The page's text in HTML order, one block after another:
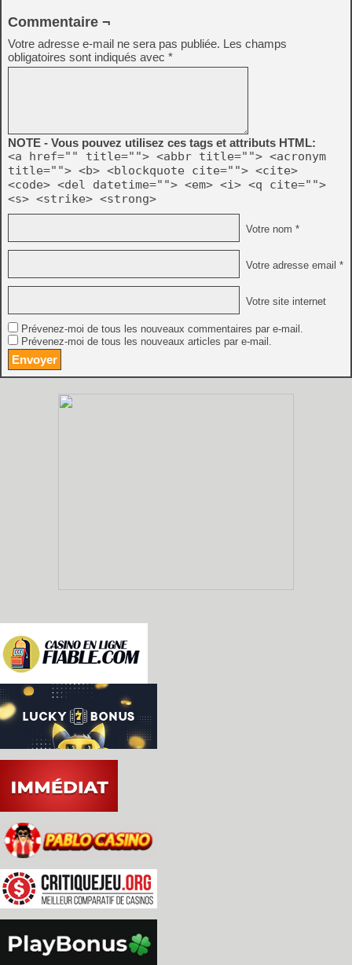
Commentaire ¬
Votre adresse e-mail ne sera pas publiée. Les champs
obligatoires sont indiqués avec *
NOTE - Vous pouvez utilisez ces tags et attributs HTML:
<a href="" title=""> <abbr title=""> <acronym
title=""> <b> <blockquote cite=""> <cite>
<code> <del datetime=""> <em> <i> <q cite="">
<s> <strike> <strong>
Votre nom *
Votre adresse email *
Votre site internet
Prévenez-moi de tous les nouveaux commentaires par e-mail.
Prévenez-moi de tous les nouveaux articles par e-mail.